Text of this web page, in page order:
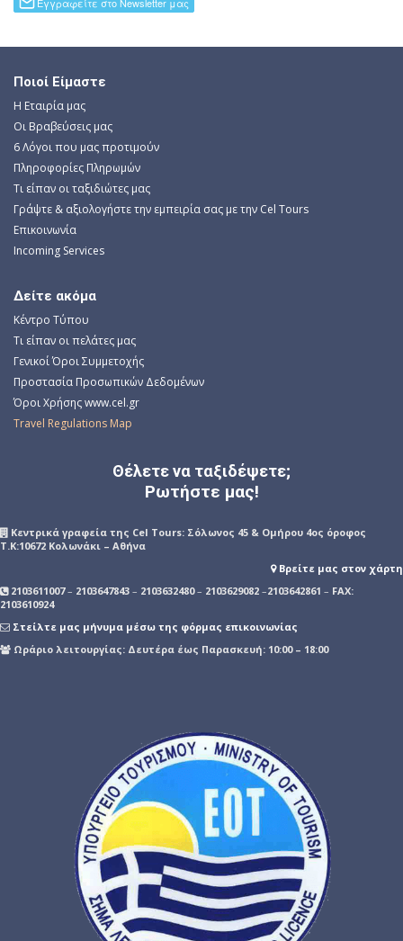
Ποιοί Είμαστε
Η Εταιρία μας
Οι Βραβεύσεις μας
6 Λόγοι που μας προτιμούν
Πληροφορίες Πληρωμών
Τι είπαν οι ταξιδιώτες μας
Γράψτε & αξιολογήστε την εμπειρία σας με την Cel Tours
Επικοινωνία
Incoming Services
Δείτε ακόμα
Κέντρο Τύπου
Τι είπαν οι πελάτες μας
Γενικοί Όροι Συμμετοχής
Προστασία Προσωπικών Δεδομένων
Όροι Χρήσης www.cel.gr
Travel Regulations Map
Θέλετε να ταξιδέψετε;
Ρωτήστε μας!
Kεντρικά γραφεία της Cel Tours: Σόλωνος 45 & Ομήρου 4ος όροφος
Τ.Κ:10672 Κολωνάκι – Αθήνα
Βρείτε μας στον χάρτη
2103611007– 2103647843 – 2103632480– 2103629082 –2103642861 – FAX:
2103610924
Στείλτε μας μήνυμα μέσω της φόρμας επικοινωνίας
Ωράριο λειτουργίας: Δευτέρα έως Παρασκευή: 10:00 – 18:00